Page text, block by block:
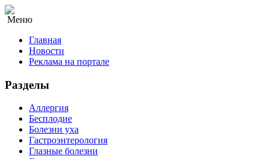
Меню
Главная
Новости
Реклама на портале
Разделы
Аллергия
Бесплодие
Болезни уха
Гастроэнтерология
Глазные болезни